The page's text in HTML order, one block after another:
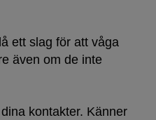
ett slag för att våga
även om de inte
kontakter. Känner